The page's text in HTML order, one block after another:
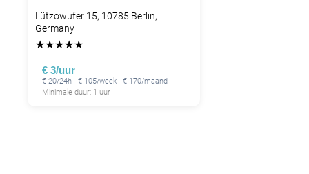
Lützowufer 15, 10785 Berlin,
Germany
★★★★★
€ 3/uur
€ 20/24h · € 105/week · € 170/maand
Minimale duur: 1 uur